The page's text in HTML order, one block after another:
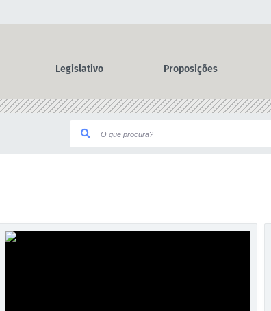
Legislativo Proposições